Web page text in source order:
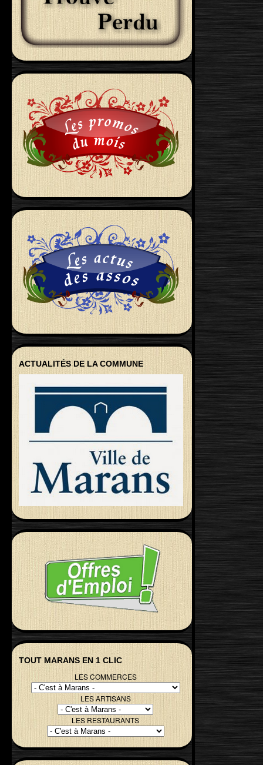
ACTUALITÉS DE LA COMMUNE
TOUT MARANS EN 1 CLIC
LES COMMERCES
LES ARTISANS
LES RESTAURANTS